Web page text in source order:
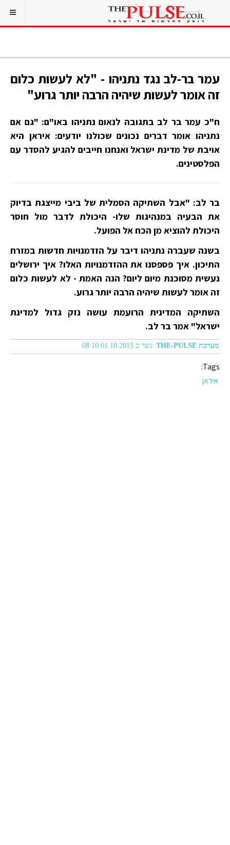
עמר בר-לב נגד נתניהו - "לא לעשות כלום
זה אומר לעשות שיהיה הרבה יותר גרוע"
ח"כ עמר בר לב בתגובה לנאום נתניהו באו"ם: "גם אם
נתניהו אומר דברים נכונים שכולנו יודעים: איראן היא
אויבת של מדינת ישראל ואנחנו חייבים להגיע להסדר עם
הפלסטינים.
בר לב: "אבל השתיקה הסמלית של ביבי מייצגת בדיוק
את הבעיה במנהיגות שלו- היכולת לדבר מול חוסר
היכולת להוציא מן הכח אל הפועל.
בשנה שעברה נתניהו דיבר על הזדמנויות חדשות במזרח
התיכון. איך פספסנו את ההזדמנויות האלו? איך ירושלים
נעשית מסוכנת מיום ליום? הנה האמת - לא לעשות כלום
זה אומר לעשות שיהיה הרבה יותר גרוע.
השתיקה המדינית הרועמת עושה נזק גדול למדינת
ישראל" אמר בר לב.
מערכת THE-PULSE נוצר ב 01.10.2015 08:10
Tags:
איראן